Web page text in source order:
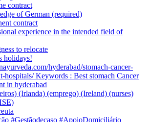
contract
of German (required)
contract
experience in the intended field of
to relocate
holidays!
hyderabad/stomach-cancer-
hospitals/ Keywords : Best stomach Cancer
in hyderabad
(Irlanda) (emprego) (Ireland) (nurses)
#Gestãodecaso #ApoioDomiciliário